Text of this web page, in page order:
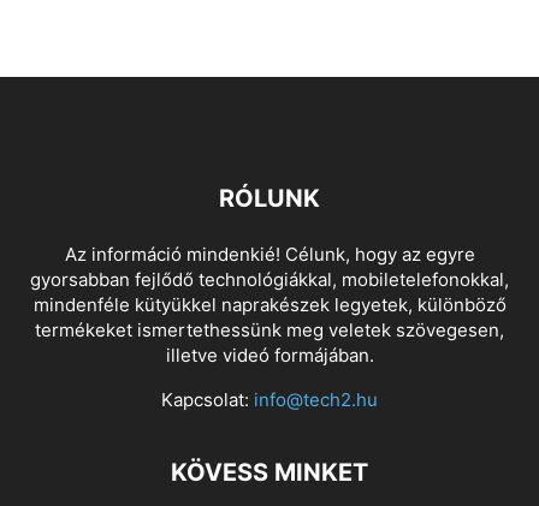
RÓLUNK
Az információ mindenkié! Célunk, hogy az egyre
gyorsabban fejlődő technológiákkal, mobiletelefonokkal,
mindenféle kütyükkel naprakészek legyetek, különböző
termékeket ismertethessünk meg veletek szövegesen,
illetve videó formájában.
Kapcsolat: info@tech2.hu
KÖVESS MINKET